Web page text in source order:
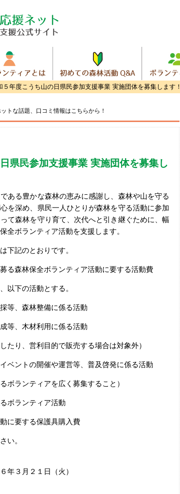
５年度こうち山の日県民参加支援事業 実施団体を募集します！
トな話題、 口コミ情報はこちらから！
県民参加支援事業 実施団体を募集し
ある豊かな森林の恵みに感謝し、森林や山を守る
を深め、県民一人ひとりが森林を守る活動に参加
て森林を守り育て、次代へと引き継ぐために、幅
全ボランティア活動を支援します。
下記のとおりです。
る森林保全ボランティア活動に要する活動費
下の活動とする。
、森林整備に係る活動
、木材利用に係る活動
、営利目的で販売する場合は対象外）
ントの開催や運営等、普及啓発に係る活動
ンティアを広く募集すること）
ランティア活動
に要する保護具購入費
い。
年３月２１日（火）